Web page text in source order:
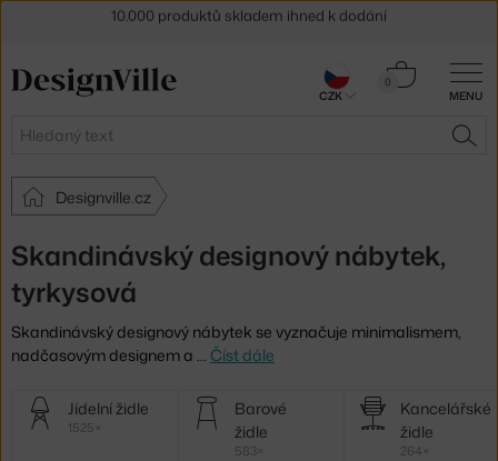
MENU
Hledat
0
Košík
Designville.cz
Skandinávský designový nábytek,
tyrkysová
Skandinávský designový nábytek se vyznačuje minimalismem,
nadčasovým designem a … Číst dále
Další
kategorie
Jídelní židle
1525×
Barové
židle
583×
Kancelářské
židle
264×
30 dní na vrácení zbožíCZK